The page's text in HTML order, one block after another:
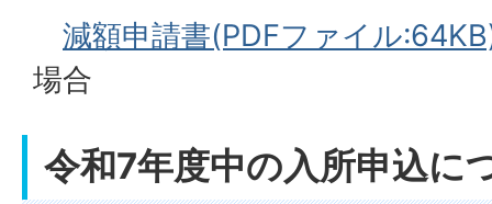
減額申請書(PDFファイル
場合
令和7年度中の入所申込に